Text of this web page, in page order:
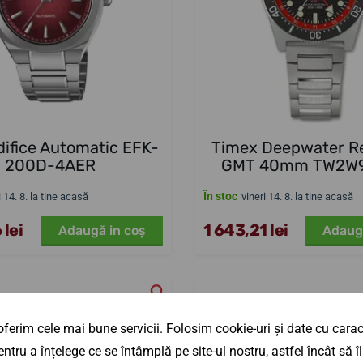
Automatic EFK-
200D-4AER
14. 8. la tine acasă
lei Adaugă in coş
Timex Deepwater
GMT 40mm
În stoc vineri 14. 8. la tine acasă
1 643,21 lei
ÎN MAGAZIN
cele mai bune servicii. Folosim cookie-uri și date cu
a înțelege ce se întâmplă pe site-ul nostru, astfel încât